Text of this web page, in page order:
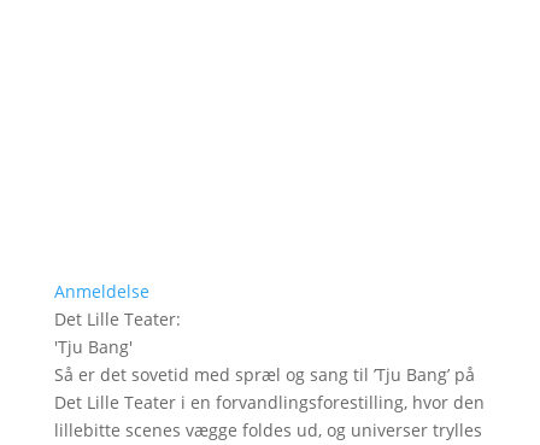
Anmeldelse
Det Lille Teater:
'Tju Bang'
Så er det sovetid med spræl og sang til ’Tju Bang’ på
Det Lille Teater i en forvandlingsforestilling, hvor den
lillebitte scenes vægge foldes ud, og universer trylles